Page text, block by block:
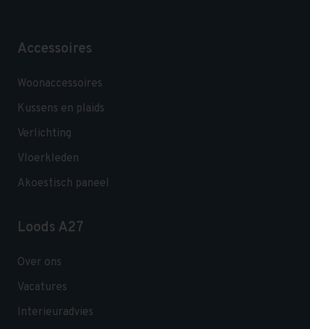
Accessoires
Woonaccessoires
Kussens en plaids
Verlichting
Vloerkleden
Akoestisch paneel
Loods A27
Over ons
Vacatures
Interieuradvies